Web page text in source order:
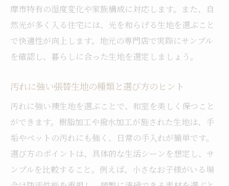
摩市特有の湿度変化や家族構成に対応します。また、自
然光が多く入る住宅には、光を和らげる生地を選ぶこと
で快適性が向上します。地元の専門店で実際にサンプル
を確認し、暮らしに合った生地を選定しましょう。
汚れに強い張替生地の種類と選び方のヒント
汚れに強い襖生地を選ぶことで、和室を美しく保つこと
ができます。樹脂加工や撥水加工が施された生地は、手
垢やペットの汚れにも強く、日常の手入れが簡単です。
選び方のポイントは、具体的な生活シーンを想定し、サ
ンプルを比較すること。例えば、小さなお子様がいる場